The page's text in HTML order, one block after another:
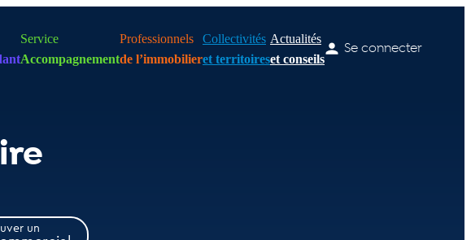
Service
Accompagnement
Professionnels
de l’immobilier
Collectivités
et territoires
Actualités
et conseils
Se connecter
un